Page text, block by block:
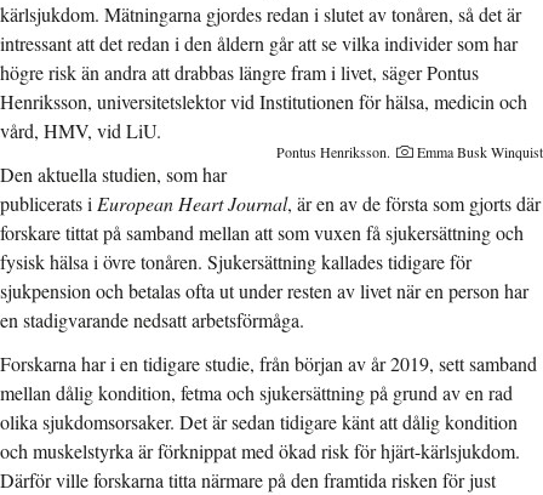
kärlsjukdom. Mätningarna gjordes redan i slutet av tonåren, så det är
intressant att det redan i den åldern går att se vilka individer som har
högre risk än andra att drabbas längre fram i livet, säger Pontus
Henriksson, universitetslektor vid Institutionen för hälsa, medicin och
vård, HMV, vid LiU.
Pontus Henriksson. Emma Busk Winquist
Den aktuella studien, somhar
publicerats iEuropean Heart Journal, är en av de första som gjorts där
forskare tittat på samband mellan att som vuxen få sjukersättning och
fysisk hälsa i övre tonåren. Sjukersättning kallades tidigare för
sjukpension och betalas ofta ut under resten av livet när en person har
en stadigvarande nedsatt arbetsförmåga.
Forskarna har i en tidigare studie, från början av år 2019, sett samband
mellan dålig kondition, fetma och sjukersättning på grund av en rad
olika sjukdomsorsaker. Det är sedan tidigare känt att dålig kondition
och muskelstyrka är förknippat med ökad risk för hjärt-kärlsjukdom.
Därför ville forskarna titta närmare på den framtida risken för just